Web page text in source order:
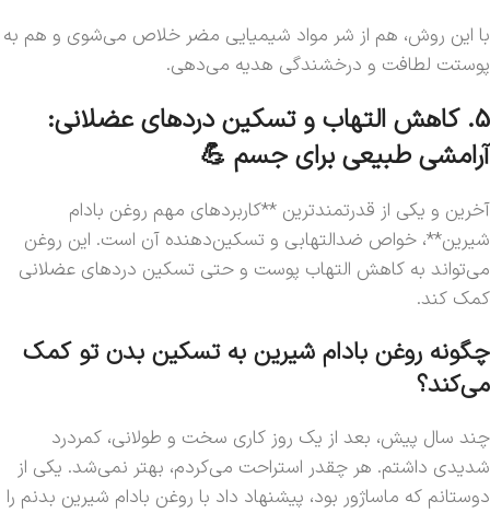
با این روش، هم از شر مواد شیمیایی مضر خلاص می‌شوی و هم به
پوستت لطافت و درخشندگی هدیه می‌دهی.
5. کاهش التهاب و تسکین دردهای عضلانی:
آرامشی طبیعی برای جسم 💪
آخرین و یکی از قدرتمندترین **کاربردهای مهم روغن بادام
شیرین**، خواص ضدالتهابی و تسکین‌دهنده آن است. این روغن
می‌تواند به کاهش التهاب پوست و حتی تسکین دردهای عضلانی
کمک کند.
چگونه روغن بادام شیرین به تسکین بدن تو کمک
می‌کند؟
چند سال پیش، بعد از یک روز کاری سخت و طولانی، کمردرد
شدیدی داشتم. هر چقدر استراحت می‌کردم، بهتر نمی‌شد. یکی از
دوستانم که ماساژور بود، پیشنهاد داد با روغن بادام شیرین بدنم را